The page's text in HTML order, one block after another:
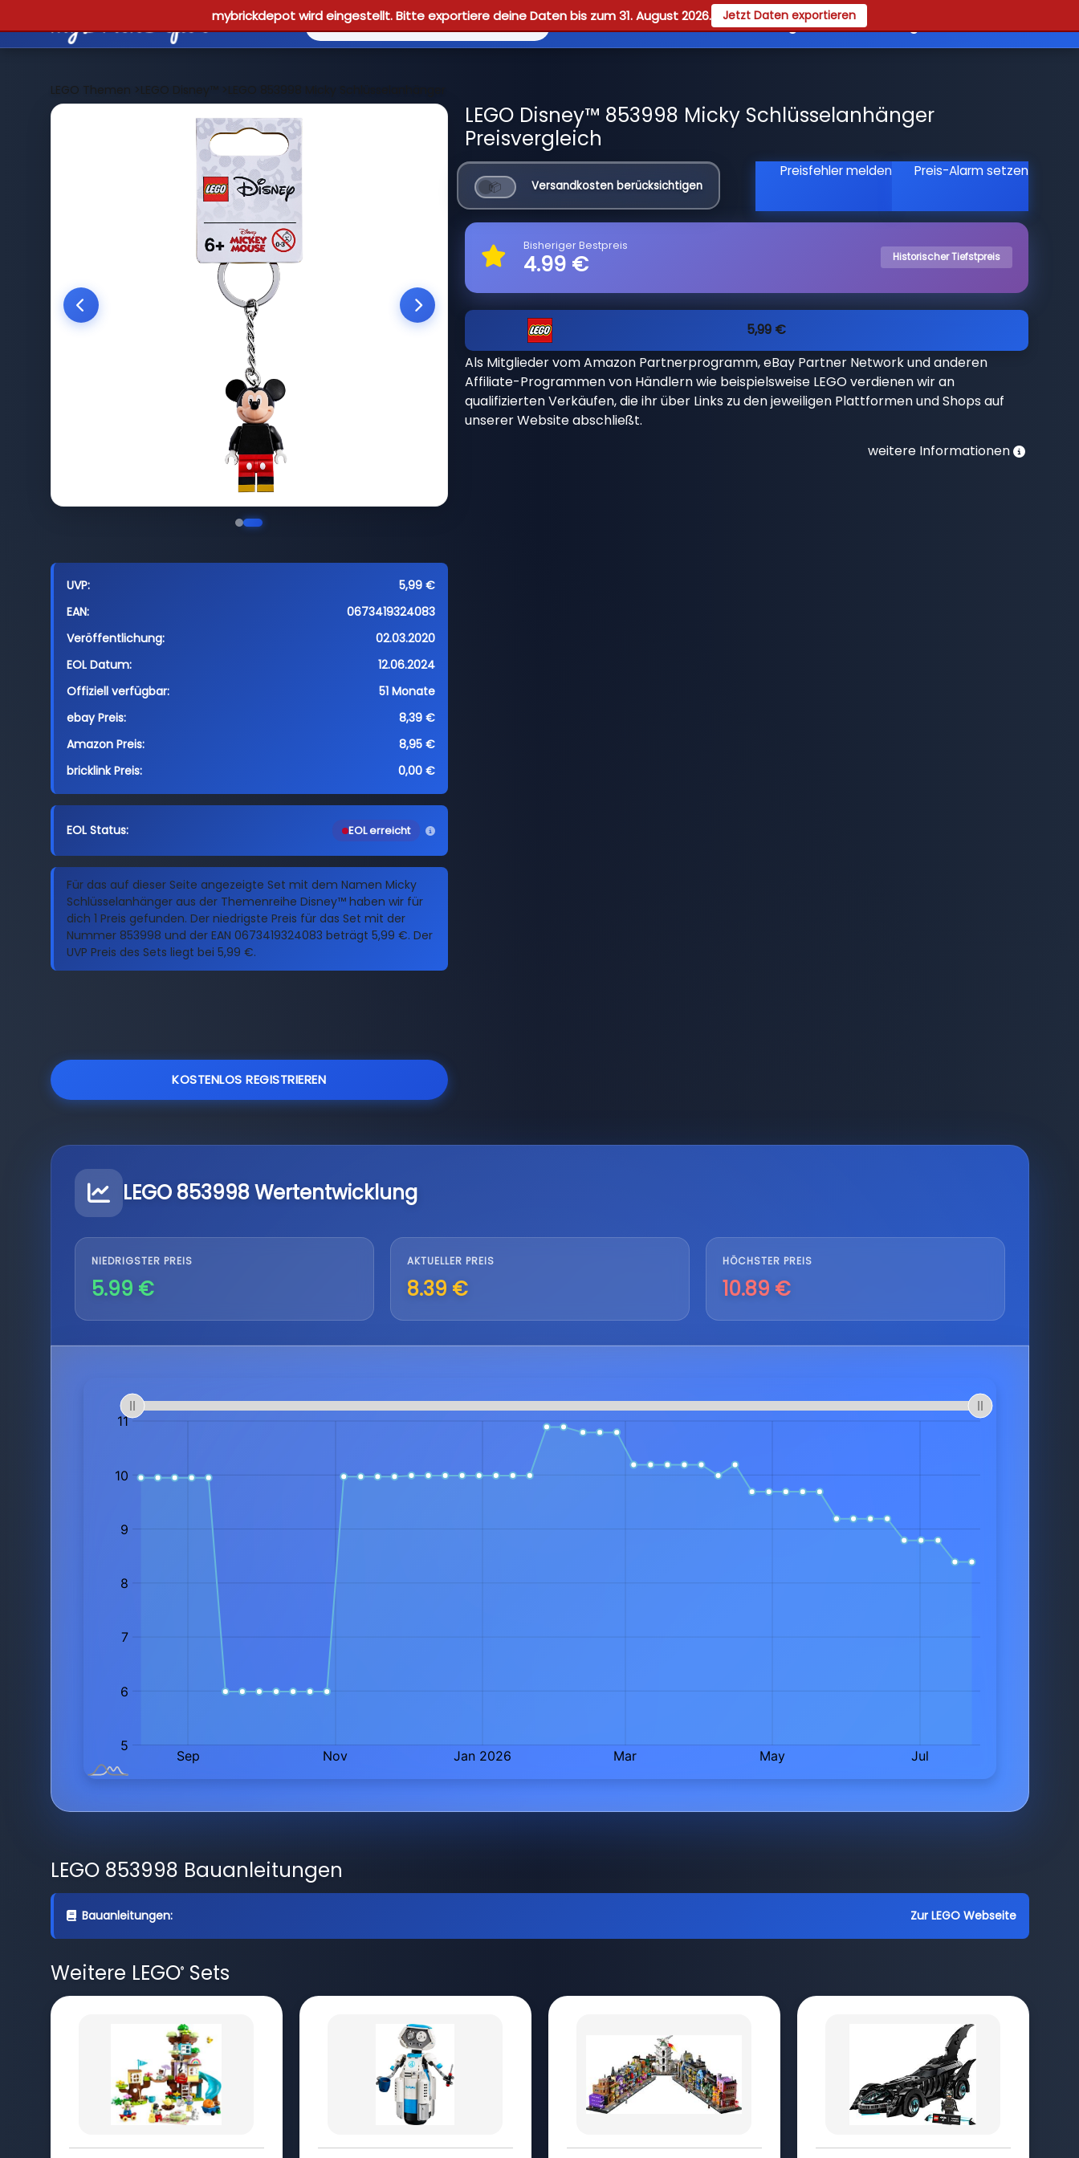
mybrickdepot wird eingestellt. Bitte exportiere deine Daten bis zum 31. August 2026. Jetzt Daten exportieren
Reviews Guides Registrieren
LEGO Themen >LEGO Disney™>LEGO 853998 Micky Schlüsselanhänger
UVP:
5,99 €
EAN:
0673419324083
Veröffentlichung:
02.03.2020
EOL Datum:
12.06.2024
Offiziell verfügbar:
51 Monate
ebay Preis:
8,39 €
Amazon Preis:
8,95 €
bricklink Preis:
0,00 €
EOL Status: EOL erreicht
Für das auf dieser Seite angezeigte Set mit dem Namen Micky
Schlüsselanhänger aus der Themenreihe Disney™ haben wir für
dich 1 Preis gefunden. Der niedrigste Preis für das Set mit der
Nummer 853998 und der EAN 0673419324083 beträgt 5,99 €. Der
UVP Preis des Sets liegt bei 5,99 €.
KOSTENLOS REGISTRIEREN
LEGO Disney™ 853998 Micky Schlüsselanhänger
Preisvergleich
Versandkosten berücksichtigen
Preisfehler melden Preis-Alarm setzen
Bisheriger Bestpreis
4.99 € Historischer Tiefstpreis
5,99 €
Als Mitglieder vom Amazon Partnerprogramm, eBay Partner Network und anderen
Affiliate-Programmen von Händlern wie beispielsweise LEGO verdienen wir an
qualifizierten Verkäufen, die ihr über Links zu den jeweiligen Plattformen und Shops auf
unserer Website abschließt.
weitere Informationen
LEGO 853998 Wertentwicklung
NIEDRIGSTER PREIS
5.99 €
AKTUELLER PREIS
8.39 €
HÖCHSTER PREIS
10.89 €
LEGO 853998 Bauanleitungen
Bauanleitungen: Zur LEGO Webseite
Weitere LEGO®Sets